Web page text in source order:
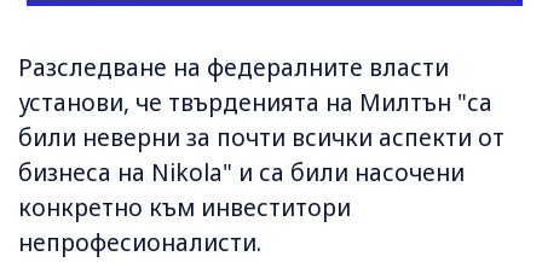
Разследване на федералните власти
установи, че твърденията на Милтън "са
били неверни за почти всички аспекти от
бизнеса на Nikola" и са били насочени
конкретно към инвеститори
непрофесионалисти.